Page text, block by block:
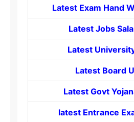
Latest Exam Hand
Latest Jobs
Latest
Latest Board
Latest Govt
latest Entrance